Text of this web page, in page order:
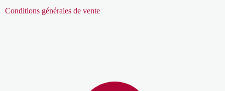
Conditions générales de vente